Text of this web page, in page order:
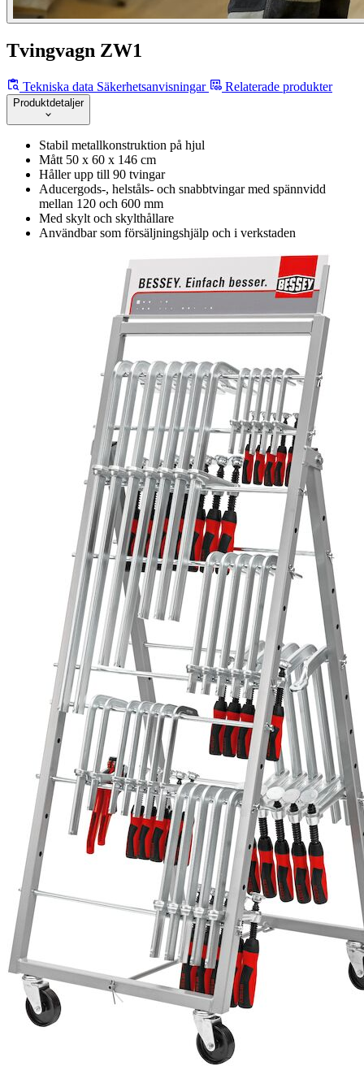
Tvingvagn ZW1
Tekniska data Säkerhetsanvisningar Relaterade produkter
Produktdetaljer
Stabil metallkonstruktion på hjul
Mått 50 x 60 x 146 cm
Håller upp till 90 tvingar
Aducergods-, helståls- och snabbtvingar med spännvidd
mellan 120 och 600 mm
Med skylt och skylthållare
Användbar som försäljningshjälp och i verkstaden